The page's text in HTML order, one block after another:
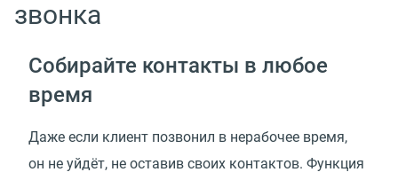
звонка
Собирайте контакты в любое
время
Даже если клиент позвонил в нерабочее время,
он не уйдёт, не оставив своих контактов. Функция